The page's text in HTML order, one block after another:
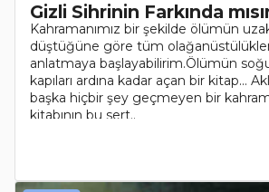
Gizli Sihrinin Farkında
Kahramanımız bir şekilde ölümün uzak
düştüğüne göre tüm
anlatmaya başlayabilirim.Ölümün
kapıları ardına kadar açan bir kitap...
başka hiçbir şey geçmeyen bir
kitabının bu sert..